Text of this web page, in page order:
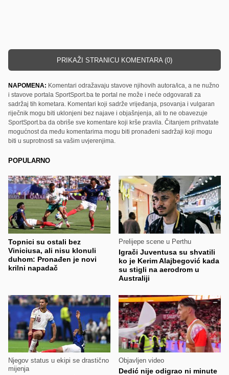
PRIKAŽI STRANICU KOMENTARA (0)
NAPOMENA: Komentari odražavaju stavove njihovih autora/ica, a ne nužno
i stavove portala SportSport.ba te portal ne može i neće odgovarati za
sadržaj tih kometara. Komentari koji sadrže vrijeđanja, psovanja i vulgaran
riječnik mogu biti uklonjeni bez najave i objašnjenja, ali to ne obavezuje
SportSport.ba da obriše sve komentare koji krše pravila. Čitanjem prihvatate
mogućnost da među komentarima mogu biti pronađeni sadržaji koji mogu
biti u suprotnosti sa vašim uvjerenjima.
POPULARNO
Topnici su ostali bez
Viniciusa, ali nisu klonuli
duhom: Pronađen je novi
krilni napadač
Prelijepe scene u Perthu
Igrači Juventusa su shvatili
ko je Kerim Alajbegović kada
su stigli na aerodrom u
Australiji
Njegov status u ekipi se drastično
mijenja
Objavljen video
Dedić nije odigrao ni minute